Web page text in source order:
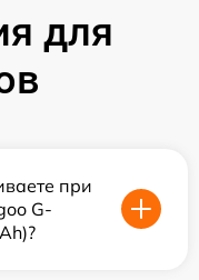
для
при
G-